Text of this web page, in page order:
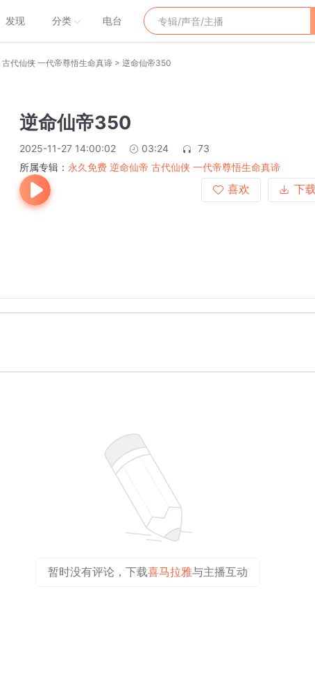
发现 分类 电台
代仙侠 一代帝尊悟生命真谛 > 逆命仙帝350
逆命仙帝350
2025-11-27 14:00:02 03:24
73
所属专辑： 永久免费 逆命仙帝 古代仙侠 一代帝尊悟生命真谛
喜欢
下载
暂时没有评论，下载喜马拉雅与主播互动